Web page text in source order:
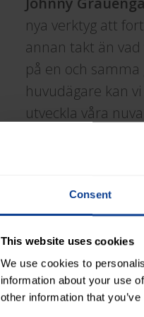
Consent
This website uses cookies
We use cookies to
information about your use
other information that
nya verktyg att
annan takt än
på en och
huvudägare kan
utveckla våra
”Evolver ser
plattform för
bolagsgrupp där
liten och effektiv
egna